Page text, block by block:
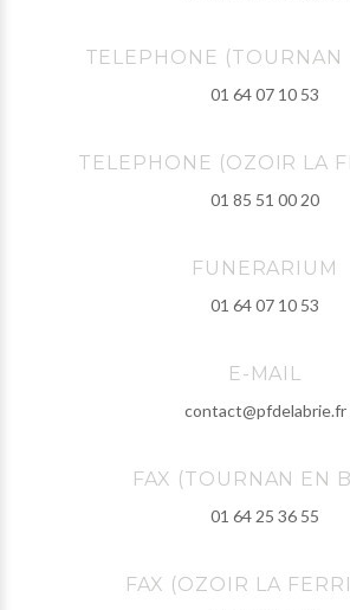
TELEPHONE (TOURNAN
01 64 07 10 53
TELEPHONE (OZOIR LA
01 85 51 00 20
FUNERARIUM
01 64 07 10 53
E-MAIL
contact@pfdelabrie.fr
FAX (TOURNAN EN
01 64 25 36 55
FAX (OZOIR LA